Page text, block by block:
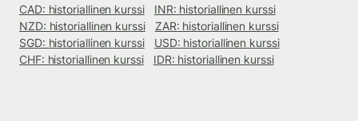
CAD: historiallinen kurssi
INR: historiallinen kurssi
NZD: historiallinen kurssi
ZAR: historiallinen kurssi
SGD: historiallinen kurssi
USD: historiallinen kurssi
CHF: historiallinen kurssi
IDR: historiallinen kurssi